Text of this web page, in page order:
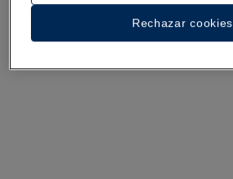
Un paseo por el hotel
Ver 30 fotos y vídeos
Rechazar cookies